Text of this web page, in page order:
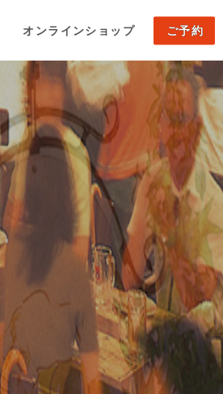
オンラインショップ ご予約